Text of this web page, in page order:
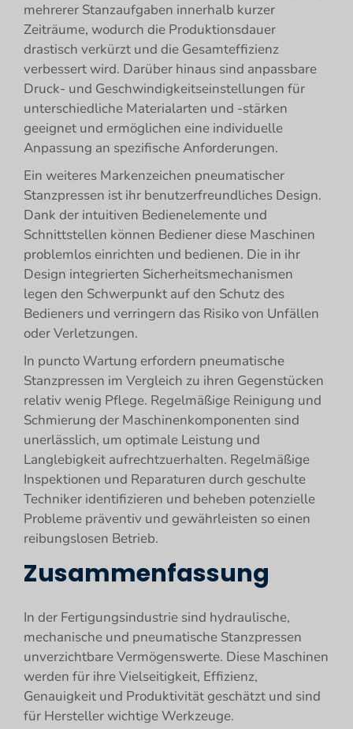
mehrerer Stanzaufgaben innerhalb kurzer
Zeiträume, wodurch die Produktionsdauer
drastisch verkürzt und die Gesamteffizienz
verbessert wird. Darüber hinaus sind anpassbare
Druck- und Geschwindigkeitseinstellungen für
unterschiedliche Materialarten und -stärken
geeignet und ermöglichen eine individuelle
Anpassung an spezifische Anforderungen.
Ein weiteres Markenzeichen pneumatischer
Stanzpressen ist ihr benutzerfreundliches Design.
Dank der intuitiven Bedienelemente und
Schnittstellen können Bediener diese Maschinen
problemlos einrichten und bedienen. Die in ihr
Design integrierten Sicherheitsmechanismen
legen den Schwerpunkt auf den Schutz des
Bedieners und verringern das Risiko von Unfällen
oder Verletzungen.
In puncto Wartung erfordern pneumatische
Stanzpressen im Vergleich zu ihren Gegenstücken
relativ wenig Pflege. Regelmäßige Reinigung und
Schmierung der Maschinenkomponenten sind
unerlässlich, um optimale Leistung und
Langlebigkeit aufrechtzuerhalten. Regelmäßige
Inspektionen und Reparaturen durch geschulte
Techniker identifizieren und beheben potenzielle
Probleme präventiv und gewährleisten so einen
reibungslosen Betrieb.
Zusammenfassung
In der Fertigungsindustrie sind hydraulische,
mechanische und pneumatische Stanzpressen
unverzichtbare Vermögenswerte. Diese Maschinen
werden für ihre Vielseitigkeit, Effizienz,
Genauigkeit und Produktivität geschätzt und sind
für Hersteller wichtige Werkzeuge.